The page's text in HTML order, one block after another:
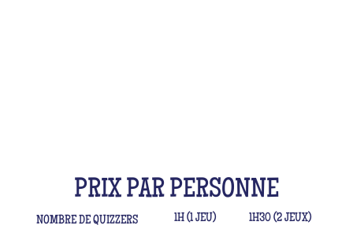
PRIX PAR PERSONNE
NOMBRE DE QUIZZERS 1H (1 JEU) 1H30 (2 JEUX)